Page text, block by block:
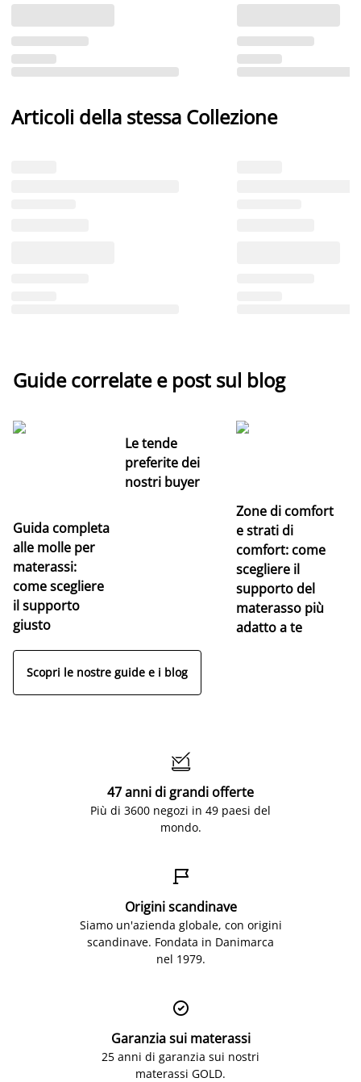
Articoli della stessa Collezione
Guide correlate e post sul blog
Guida completa
alle molle per
materassi:
come scegliere
il supporto
giusto
Le tende
preferite dei
nostri buyer
Zone di comfort
e strati di
comfort: come
scegliere il
supporto del
materasso più
adatto a te
Scopri le nostre guide e i blog

47 anni di grandi offerte
Più di 3600 negozi in 49 paesi del
mondo.

Origini scandinave
Siamo un'azienda globale, con origini
scandinave. Fondata in Danimarca
nel 1979.

Garanzia sui materassi
25 anni di garanzia sui nostri
materassi GOLD.